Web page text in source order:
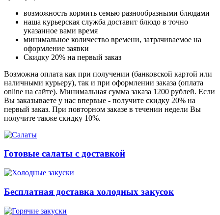
возможность кормить семью разнообразными блюдами
наша курьерская служба доставит блюдо в точно
указанное вами время
минимальное количество времени, затрачиваемое на
оформление заявки
Скидку 20% на первый заказ
Возможна оплата как при получении (банковской картой или
наличными курьеру), так и при оформлении заказа (оплата
online на сайте). Минимальная сумма заказа 1200 рублей. Если
Вы заказываете у нас впервые - получите скидку 20% на
первый заказ. При повторном заказе в течении недели Вы
получите также скидку 10%.
Готовые салаты с доставкой
Бесплатная доставка холодных закусок